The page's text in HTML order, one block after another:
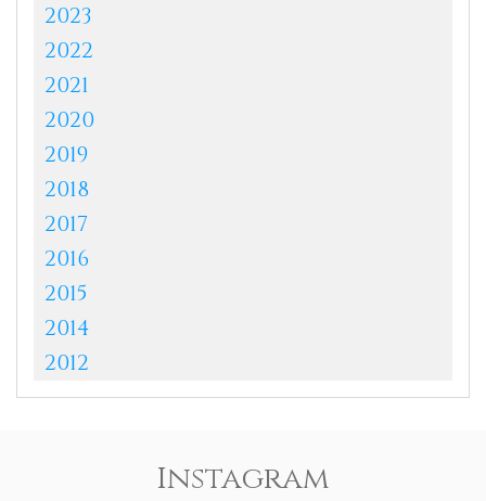
2023
2022
2021
2020
2019
2018
2017
2016
2015
2014
2012
Instagram